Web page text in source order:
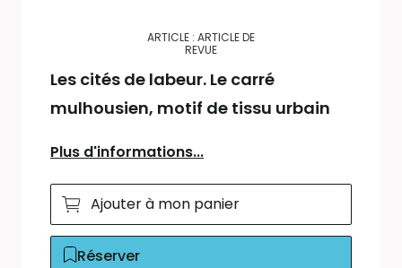
ARTICLE : ARTICLE DE
REVUE
Les cités de labeur. Le carré
mulhousien, motif de tissu urbain
Plus d'informations...
Ajouter à mon panier
Réserver